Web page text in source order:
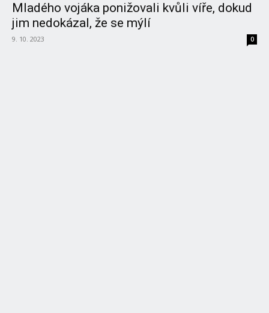
Mladého vojáka ponižovali kvůli víře, dokud
jim nedokázal, že se mýlí
9. 10. 2023 0